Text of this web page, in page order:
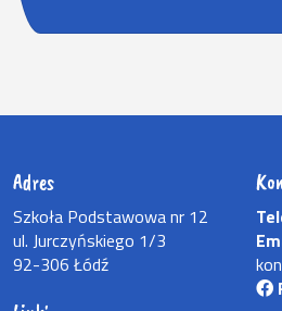
Adres
Szkoła Podstawowa nr 12
ul. Jurczyńskiego 1/3
92-306 Łódź